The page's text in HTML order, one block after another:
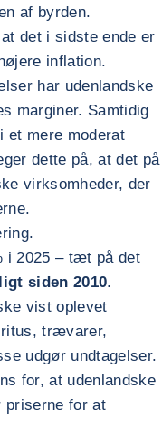
af byrden.
det i sidste ende er
inflation.
har udenlandske
marginer. Samtidig
et mere moderat
dette på, at det på
virksomheder, der
i 2025 – tæt på det
siden 2010.
vist oplevet
trævarer,
udgør undtagelser.
for, at udenlandske
for at